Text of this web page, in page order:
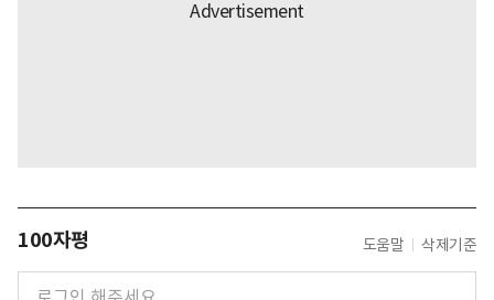
100자평 도움말 삭제기준